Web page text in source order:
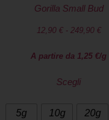
Gorilla Small Bud
12,90 € - 249,90 €
A partire da 1,25 €/g
Scegli
5g 10g 20g